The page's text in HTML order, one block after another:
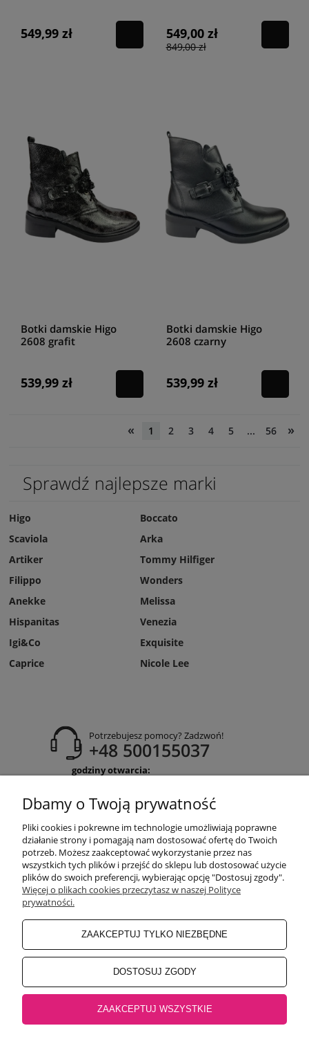
549,99 zł 549,00 zł
849,00 zł
Botki damskie Higo
2608 grafit
539,99 zł
Botki damskie Higo
2608 czarny
539,99 zł
« 1 2 3 4 5 ... 56 »
Sprawdź najlepsze marki
Higo
Scaviola
Artiker
Filippo
Boccato
Arka
Tommy Hilfiger
Wonders
Anekke
Hispanitas
Igi&Co
Caprice
Melissa
Venezia
Exquisite
Nicole Lee
Potrzebujesz pomocy? Zadzwoń!
+48 500155037
godziny otwarcia:
obuwiehigo@gmail.com
WARUNKI ZAKUPÓW
MOJE KONTO
INFORMACJE O SKLEPIE
BEZPIECZNE PŁATNOŚCI
32-500 Chrzanów, Rynek 18 |Salon Jaworzno
Jaworzno, Rynek 4 |Salon Oświęcim32-600 Oświęcim, ul. Mickiewicza 10
Dbamy o Twoją prywatność
Pliki cookies i pokrewne im technologie umożliwiają poprawne
działanie strony i pomagają nam dostosować ofertę do Twoich
potrzeb. Możesz zaakceptować wykorzystanie przez nas
wszystkich tych plików i przejść do sklepu lub dostosować użycie
plików do swoich preferencji, wybierając opcję "Dostosuj zgody".
Więcej o plikach cookies przeczytasz w naszej Polityce
prywatności.
ZAAKCEPTUJ TYLKO NIEZBĘDNE
DOSTOSUJ ZGODY
ZAAKCEPTUJ WSZYSTKIE